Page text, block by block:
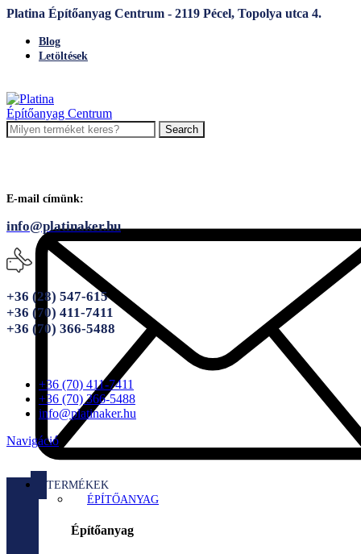
Platina Építőanyag Centrum - 2119 Pécel, Topolya utca 4.
Blog
Letöltések
Search
E-mail címünk:
info@platinaker.hu
+36 (28) 547-615
+36 (70) 411-7411
+36 (70) 366-5488
+36 (70) 411-7411
+36 (70) 366-5488
info@platinaker.hu
Navigáció
TERMÉKEK
ÉPÍTŐANYAG
Építőanyag